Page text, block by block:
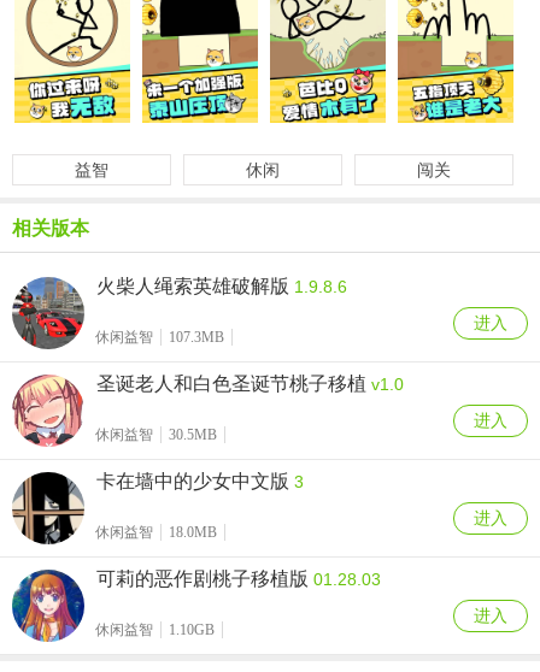
益智 休闲 闯关
相关版本
火柴人绳索英雄破解版 1.9.8.6
休闲益智 107.3MB
进入
圣诞老人和白色圣诞节桃子移植 v1.0
休闲益智 30.5MB
进入
卡在墙中的少女中文版 3
休闲益智 18.0MB
进入
可莉的恶作剧桃子移植版 01.28.03
休闲益智 1.10GB
进入